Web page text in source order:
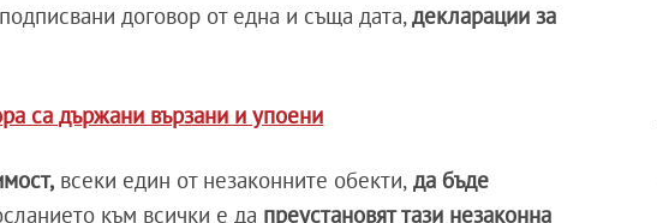
договор от една и съща дата,декларации за
са държани вързани и упоени
всеки един от незаконните обекти, да бъде
към всички е да преустановят тази незаконна